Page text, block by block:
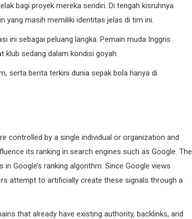
bagi proyek mereka sendiri. Di tengah kisruhnya
yang masih memiliki identitas jelas di tim ini.
ini sebagai peluang langka. Pemain muda Inggris
klub sedang dalam kondisi goyah.
serta berita terkini dunia sepak bola hanya di
controlled by a single individual or organization and
its ranking in search engines such as Google. The
Google’s ranking algorithm. Since Google views
attempt to artificially create these signals through a
that already have existing authority, backlinks, and